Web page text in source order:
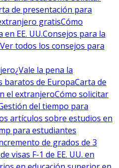
de presentación para
gratisCómo
EE. UU.Consejos para la
todos los consejos para
¿Vale la pena la
baratos de EuropaCarta de
el extranjeroCómo solicitar
del tiempo para
artículos sobre estudios en
para estudiantes
de grados de 3
visas F-1 de EE. UU. en